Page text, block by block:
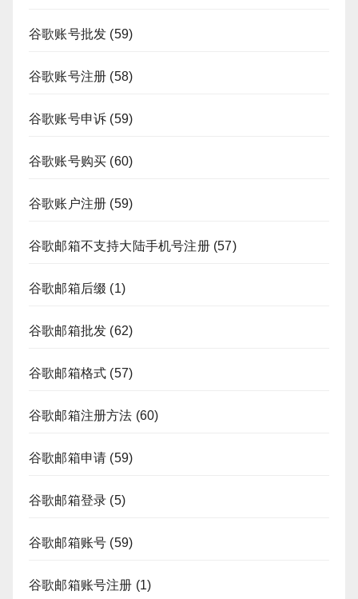
谷歌账号批发 (59)
谷歌账号注册 (58)
谷歌账号申诉 (59)
谷歌账号购买 (60)
谷歌账户注册 (59)
谷歌邮箱不支持大陆手机号注册(57)
谷歌邮箱后缀 (1)
谷歌邮箱批发 (62)
谷歌邮箱格式 (57)
谷歌邮箱注册方法 (60)
谷歌邮箱申请 (59)
谷歌邮箱登录 (5)
谷歌邮箱账号 (59)
谷歌邮箱账号注册 (1)